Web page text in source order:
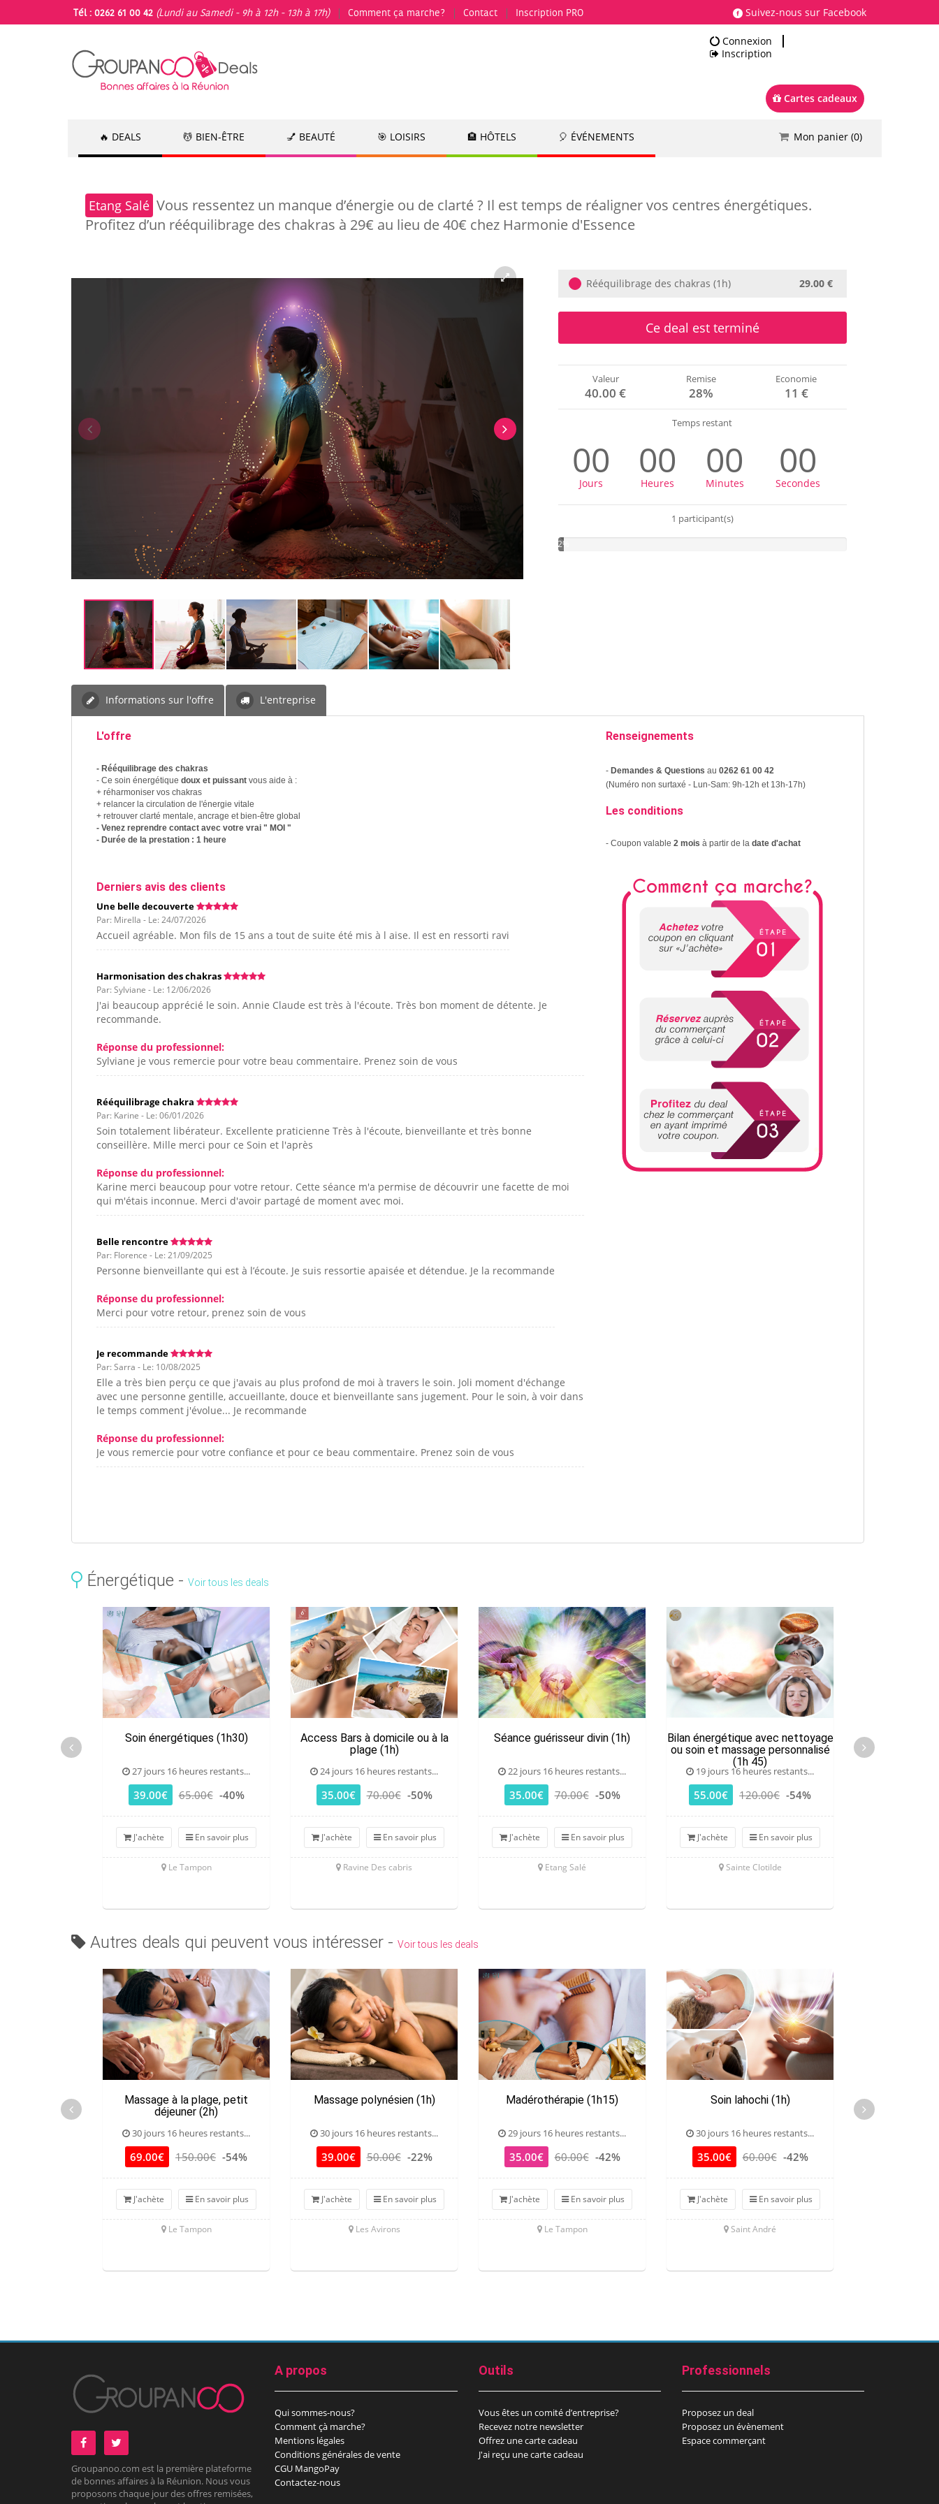
Suivez-nous sur Facebook
Tél : 0262 61 00 42 (Lundi au Samedi - 9h à 12h - 13h à 17h) Comment ça marche? Contact Inscription PRO
Connexion
Inscription
Cartes cadeaux
🔥 DEALS 💆 BIEN-ÊTRE 💅 BEAUTÉ 🎯 LOISIRS 🏨 HÔTELS 🎈 ÉVÉNEMENTS Mon panier (0)
Commander
Etang Salé Vous ressentez un manque d’énergie ou de clarté ? Il est temps de réaligner vos centres énergétiques.
Profitez d’un rééquilibrage des chakras à 29€ au lieu de 40€ chez Harmonie d'Essence
Rééquilibrage des chakras (1h) 29.00 €
Ce deal est terminé
Valeur
40.00 €
Remise
28%
Economie
11 €
Temps restant
00
Jours
00
Heures
00
Minutes
00
Secondes
1 participant(s)
2%
Informations sur l'offre L'entreprise
L'offre
- Rééquilibrage des chakras
- Ce soin énergétique doux et puissant vous aide à :
+ réharmoniser vos chakras
+ relancer la circulation de l'énergie vitale
+ retrouver clarté mentale, ancrage et bien-être global
- Venez reprendre contact avec votre vrai " MOI "
- Durée de la prestation : 1 heure
Derniers avis des clients
Une belle decouverte
Par: Mirella - Le: 24/07/2026
Accueil agréable. Mon fils de 15 ans a tout de suite été mis à l aise. Il est en ressorti ravi
Harmonisation des chakras
Par: Sylviane - Le: 12/06/2026
J'ai beaucoup apprécié le soin. Annie Claude est très à l'écoute. Très bon moment de détente. Je
recommande.
Réponse du professionnel:
Sylviane je vous remercie pour votre beau commentaire. Prenez soin de vous
Rééquilibrage chakra
Par: Karine - Le: 06/01/2026
Soin totalement libérateur. Excellente praticienne Très à l'écoute, bienveillante et très bonne
conseillère. Mille merci pour ce Soin et l'après
Réponse du professionnel:
Karine merci beaucoup pour votre retour. Cette séance m'a permise de découvrir une facette de moi
qui m'étais inconnue. Merci d'avoir partagé de moment avec moi.
Belle rencontre
Par: Florence - Le: 21/09/2025
Personne bienveillante qui est à l’écoute. Je suis ressortie apaisée et détendue. Je la recommande
Réponse du professionnel:
Merci pour votre retour, prenez soin de vous
Je recommande
Par: Sarra - Le: 10/08/2025
Elle a très bien perçu ce que j'avais au plus profond de moi à travers le soin. Joli moment d'échange
avec une personne gentille, accueillante, douce et bienveillante sans jugement. Pour le soin, à voir dans
le temps comment j'évolue... Je recommande
Réponse du professionnel:
Je vous remercie pour votre confiance et pour ce beau commentaire. Prenez soin de vous
Renseignements
-Demandes & Questions au 0262 61 00 42
(Numéro non surtaxé - Lun-Sam: 9h-12h et 13h-17h)
Les conditions
- Coupon valable 2 mois à partir de ladate d'achat
Énergétique - Voir tous les deals
Soin énergétiques (1h30)
27 jours 16 heures restants...
39.00€ 65.00€ -40%
J'achète En savoir plus
Le Tampon
Access Bars à domicile ou à la
plage (1h)
24 jours 16 heures restants...
35.00€ 70.00€ -50%
J'achète En savoir plus
Ravine Des cabris
Séance guérisseur divin (1h)
22 jours 16 heures restants...
35.00€ 70.00€ -50%
J'achète En savoir plus
Etang Salé
Bilan énergétique avec nettoyage
ou soin et massage personnalisé
(1h 45)
19 jours 16 heures restants...
55.00€ 120.00€ -54%
J'achète En savoir plus
Sainte Clotilde
Autres deals qui peuvent vous intéresser - Voir tous les deals
Massage à la plage, petit
déjeuner (2h)
30 jours 16 heures restants...
69.00€ 150.00€ -54%
J'achète En savoir plus
Le Tampon
Massage polynésien (1h)
30 jours 16 heures restants...
39.00€ 50.00€ -22%
J'achète En savoir plus
Les Avirons
Madérothérapie (1h15)
29 jours 16 heures restants...
35.00€ 60.00€ -42%
J'achète En savoir plus
Le Tampon
Soin lahochi (1h)
30 jours 16 heures restants...
35.00€ 60.00€ -42%
J'achète En savoir plus
Saint André
Extension de
Groupanoo.com est la première plateforme
de bonnes affaires à la Réunion. Nous vous
proposons chaque jour des offres remisées,
A propos
Qui sommes-nous?
Comment çà marche?
Mentions légales
Conditions générales de vente
CGU MangoPay
Contactez-nous
Outils
Vous êtes un comité d’entreprise?
Recevez notre newsletter
Offrez une carte cadeau
J'ai reçu une carte cadeau
Professionnels
Proposez un deal
Proposez un évènement
Espace commerçant